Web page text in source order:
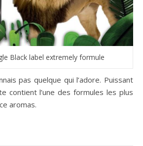
Black label extremely formule
pas quelque qui l’adore. Puissant
contient l’une des formules les plus
aromas.